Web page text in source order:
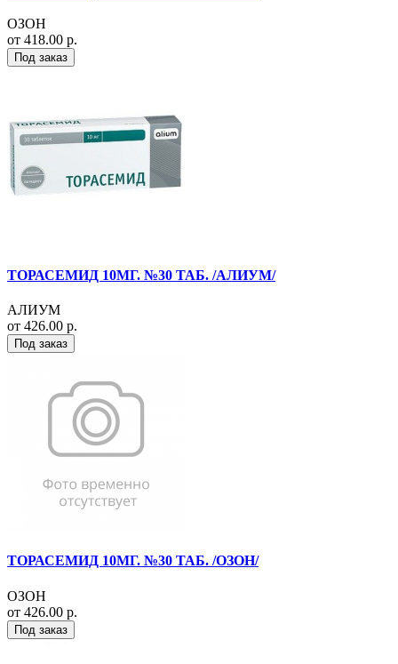
ОЗОН
от 418.00 р.
Под заказ
ТОРАСЕМИД 10МГ. №30 ТАБ. /АЛИУМ/
АЛИУМ
от 426.00 р.
Под заказ
ТОРАСЕМИД 10МГ. №30 ТАБ. /ОЗОН/
ОЗОН
от 426.00 р.
Под заказ